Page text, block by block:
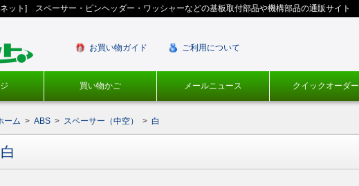
ット] スペーサー・ピンヘッダー・ワッシャーなどの基板取付部品や機構部品の通販サイト
お買い物ガイド ご利用について
買い物かご メールニュース クイックオーダー
ーム > ABS > スペーサー（中空） > 白
白